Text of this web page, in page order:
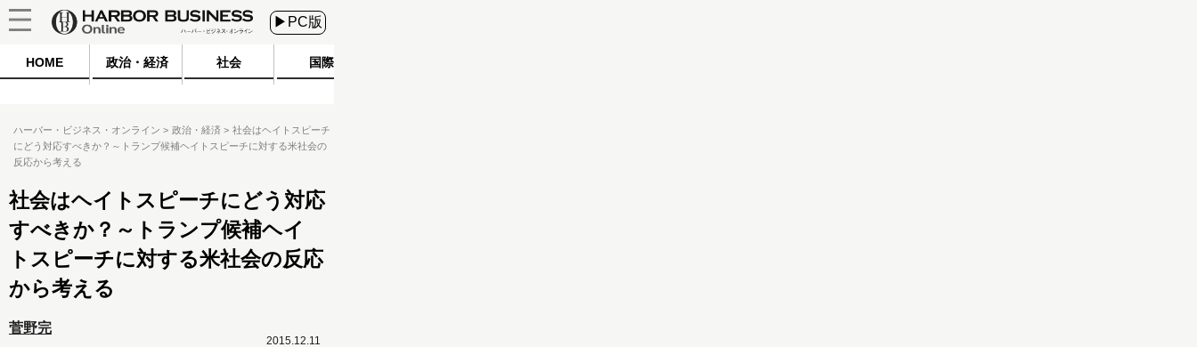
▶PC版
HOME 政治・経済 社会 国際
ハーバー・ビジネス・オンライン 政治・経済
社会はヘイトスピーチ
にどう対応すべきか？～トランプ候補ヘイトスピーチに対する米社会の
反応から考える
社会はヘイトスピーチにどう対応
すべきか？～トランプ候補ヘイ
トスピーチに対する米社会の反応
から考える
菅野完
2015.12.11